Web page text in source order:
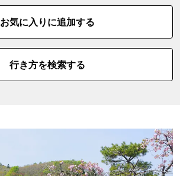
お気に入りに追加する
行き方を検索する